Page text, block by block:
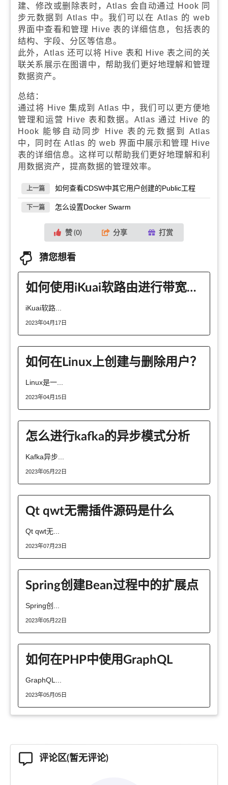
建、修改或删除表时，Atlas 会自动通过 Hook 同
步元数据到 Atlas 中。我们可以在 Atlas 的 web
界面中查看和管理 Hive 表的详细信息，包括表的
结构、字段、分区等信息。
此外，Atlas 还可以将 Hive 表和 Hive 表之间的关
联关系展示在图谱中，帮助我们更好地理解和管理
数据资产。
总结：
通过将 Hive 集成到 Atlas 中，我们可以更方便地
管理和运营 Hive 表和数据。Atlas 通过 Hive 的
Hook 能够自动同步 Hive 表的元数据到 Atlas
中，同时在 Atlas 的 web 界面中展示和管理 Hive
表的详细信息。这样可以帮助我们更好地理解和利
用数据资产，提高数据的管理效率。
上一篇 如何查看CDSW中其它用户创建的Public工程
下一篇 怎么设置Docker Swarm
赞 (0) 分享 打赏
猜您想看
如何使用iKuai软路由进行带宽限速配置
iKuai软路...
2023年04月17日
如何在Linux上创建与删除用户？
Linux是一...
2023年04月15日
怎么进行kafka的异步模式分析
Kafka异步...
2023年05月22日
Qt qwt无需插件源码是什么
Qt qwt无...
2023年07月23日
Spring创建Bean过程中的扩展点
Spring创...
2023年05月22日
如何在PHP中使用GraphQL
GraphQL...
2023年05月05日
评论区(暂无评论)